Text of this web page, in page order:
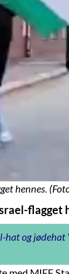
hennes.
flagget
hat og